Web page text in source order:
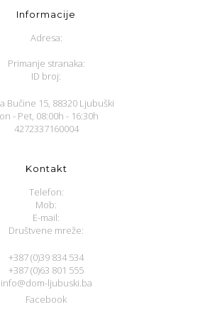
Informacije
Adresa:
Primanje stranaka:
ID broj:
Bučine 15, 88320 Ljubuški
- Pet, 08:00h - 16:30h
4272337160004
Kontakt
Telefon:
Mob:
E-mail:
Društvene mreže:
+387 (0)39 834 534
+387 (0)63 801 555
info@dom-ljubuski.ba
Facebook